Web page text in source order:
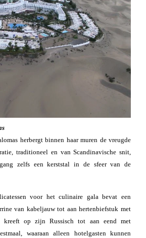
herbergt binnen haar muren de vreugde
traditioneel en van Scandinavische snit,
zelfs een kerststal in de sfeer van de
voor het culinaire gala bevat een
van kabeljauw tot aan hertenbiefstuk met
op zijn Russisch tot aan eend met
waaraan alleen hotelgasten kunnen